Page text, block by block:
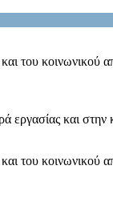
του κοινωνικού
εργασίας και στην
του κοινωνικού